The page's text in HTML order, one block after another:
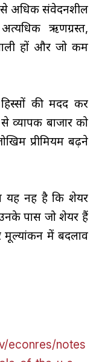
अधिक संवेदनशील
ऋणग्रस्त,
हों और जो कम
की मदद कर
व्यापक बाजार को
प्रीमियम बढ़ने
नहीं है कि शेयर
पास जो शेयर हैं
मूल्यांकन में बदलाव
econres/notes